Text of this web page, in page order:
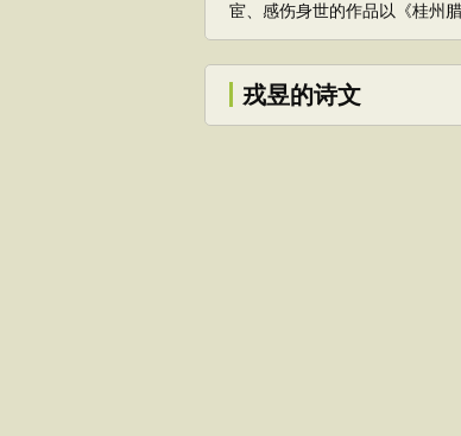
宦、感伤身世的作品以《桂州
戎昱的诗文